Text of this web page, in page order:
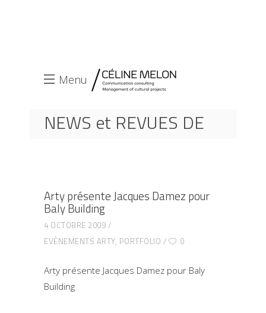
Menu
NEWS et REVUES DE
BUILDING
Arty présente Jacques Damez pour
Baly Building
4 OCTOBRE 2009
EVÈNEMENTS ARTY, PORTFOLIO 0
Arty présente Jacques Damez pour Baly
Building